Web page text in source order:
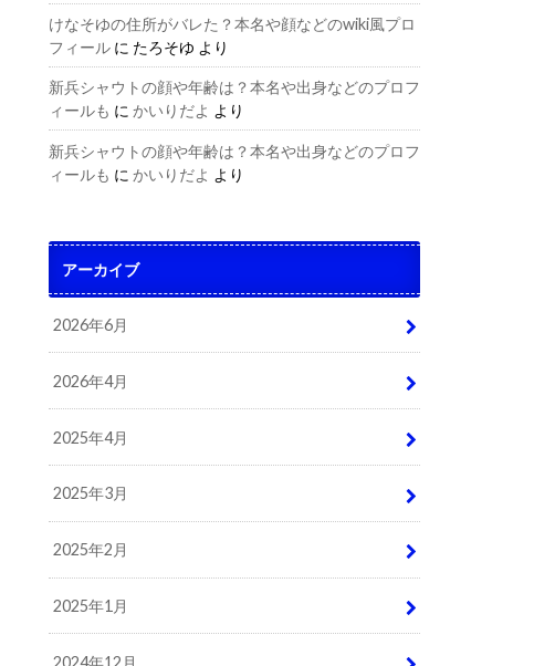
けなそゆの住所がバレた？本名や顔などのwiki風プロ
フィール に たろそゆ より
新兵シャウトの顔や年齢は？本名や出身などのプロフ
ィールも に かいりだよ より
新兵シャウトの顔や年齢は？本名や出身などのプロフ
ィールも に かいりだよ より
アーカイブ
2026年6月
2026年4月
2025年4月
2025年3月
2025年2月
2025年1月
2024年12月